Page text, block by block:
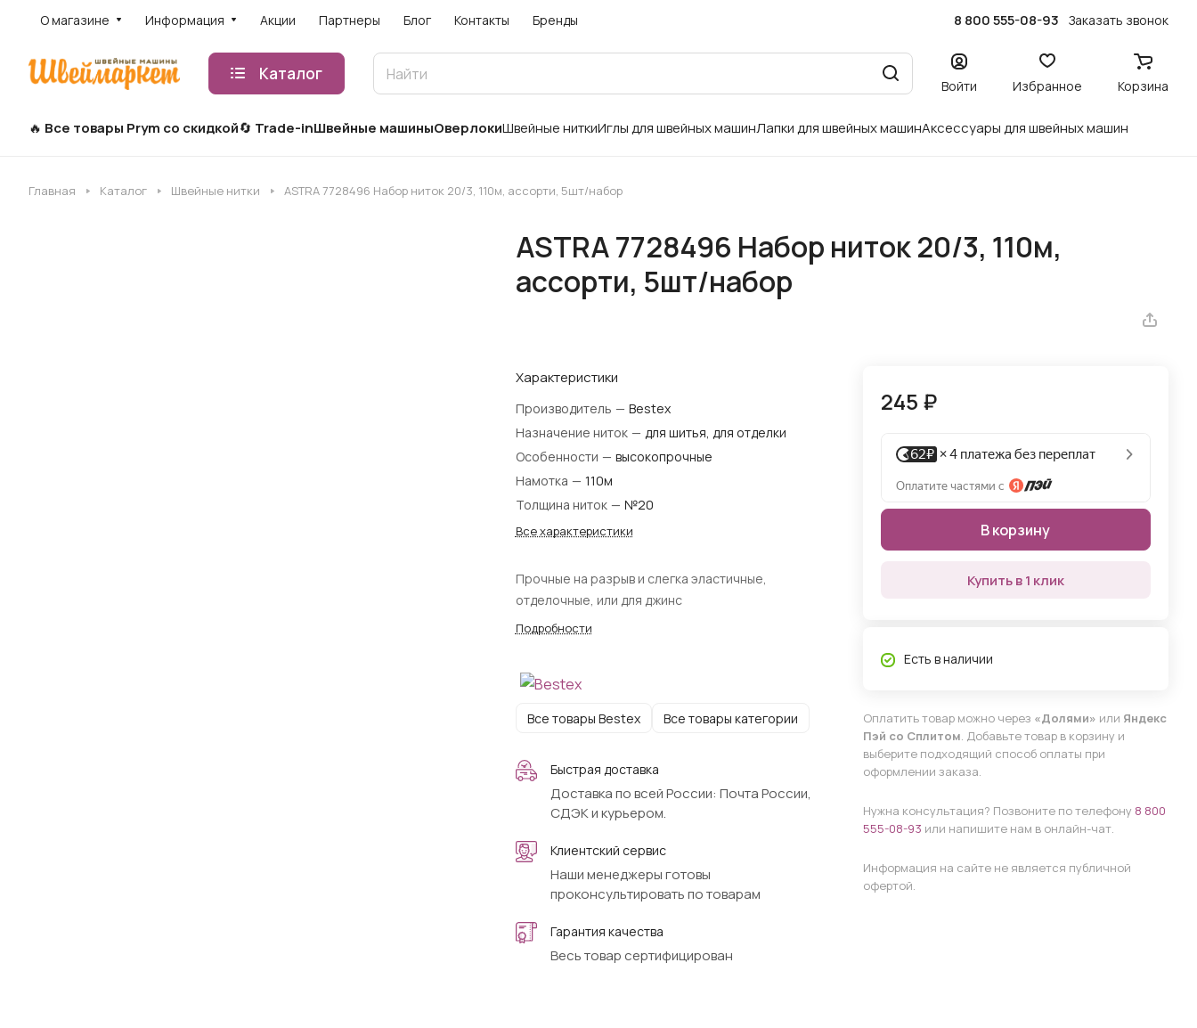
О магазине Информация Акции Партнеры Блог Контакты Бренды 8 800 555-08-93 Заказать звонок
Каталог
Войти Избранное Корзина
Все товары Prym со скидкой Trade-inШвейные машиныОверлокиШвейные ниткиИглы для швейных машинЛапки для швейных машинАксессуары для швейных машин
Главная Каталог Швейные нитки ASTRA 7728496 Набор ниток 20/3, 110м, ассорти, 5шт/набор
ASTRA 7728496 Набор ниток 20/3, 110м,
ассорти, 5шт/набор
Характеристики
Производитель — Bestex
Назначение ниток — для шитья, для отделки
Особенности — высокопрочные
Намотка — 110м
Толщина ниток — №20
Все характеристики
Прочные на разрыв и слегка эластичные,
отделочные, или для джинс
Подробности
Все товары Bestex Все товары категории
Быстрая доставка
Доставка по всей России: Почта России,
СДЭК и курьером.
Клиентский сервис
Наши менеджеры готовы
проконсультировать по товарам
Гарантия качества
Весь товар сертифицирован
245 ₽
В корзину
Купить в 1 клик
Есть в наличии
Оплатить товар можно через «Долями» или Яндекс
Пэй со Сплитом. Добавьте товар в корзину и
выберите подходящий способ оплаты при
оформлении заказа.
Нужна консультация? Позвоните по телефону 8 800
555-08-93 или напишите нам в онлайн-чат.
Информация на сайте не является публичной
офертой.